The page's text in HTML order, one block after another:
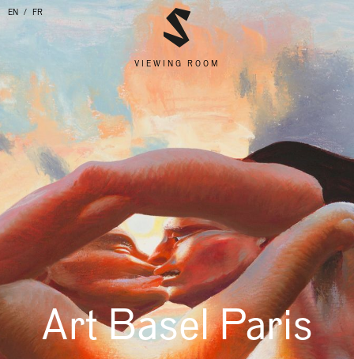
EN FR
VIEWING ROOM
Art Basel Paris